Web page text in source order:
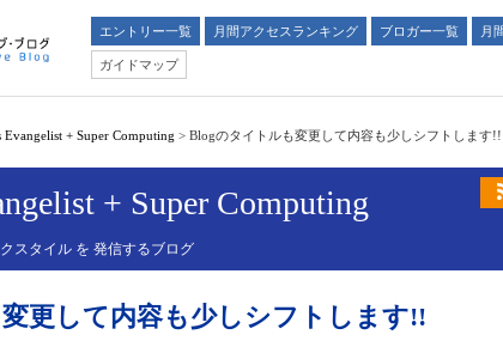
エントリー一覧 月間アクセスランキング ブロガー一覧
月
ガイドマップ
+ Super Computing > Blogのタイトルも変更して内容も少しシフトします!!
+ Super Computing
スタイル を 発信するブログ
更して内容も少しシフトします!!